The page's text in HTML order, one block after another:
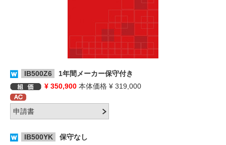
IB500Z6
1年間メーカー保守付き
¥ 350,900 本体価格 ¥ 319,000
IB500YK
保守なし